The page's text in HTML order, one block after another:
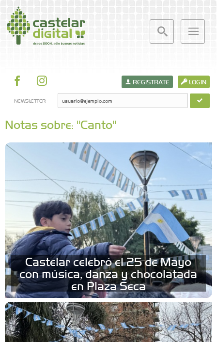
LOGIN
REGISTRATE
NEWSLETTER
Notas sobre: "Canto"
Castelar celebró el 25 de Mayo
con música, danza y chocolatada
en Plaza Seca